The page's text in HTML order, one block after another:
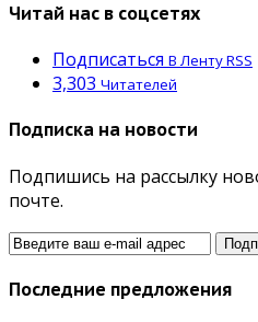
Читай нас в соцсетях
Подписаться В Ленту RSS
3,303 Читателей
Подписка на новости
Подпишись на рассылку
почте.
Последние предложения